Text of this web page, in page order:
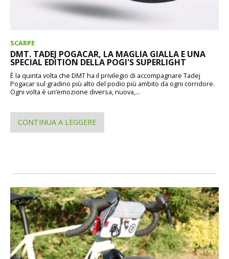
SCARPE
DMT. TADEJ POGACAR, LA MAGLIA GIALLA E UNA
SPECIAL EDITION DELLA POGI'S SUPERLIGHT
È la quinta volta che DMT ha il privilegio di accompagnare Tadej
Pogacar sul gradino più alto del podio più ambito da ogni corridore.
Ogni volta è un’emozione diversa, nuova,...
CONTINUA A LEGGERE